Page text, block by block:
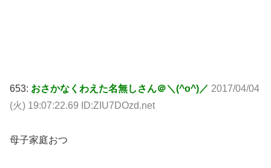
653: おさかなくわえた名無しさん＠＼(^o^)／ 2017/04/04
(火) 19:07:22.69 ID:ZIU7DOzd.net
母子家庭おつ